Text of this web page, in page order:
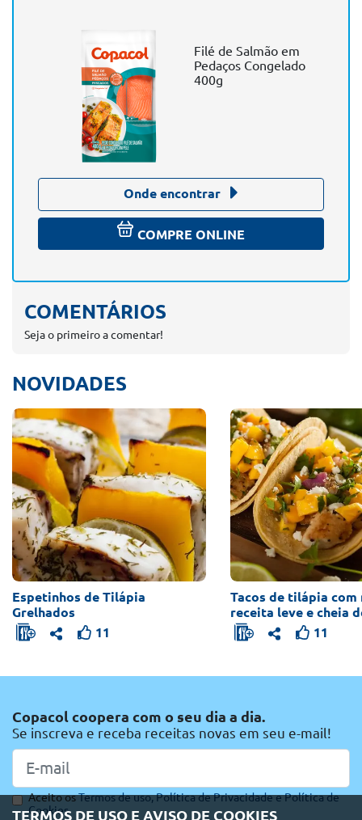
Filé de Salmão em
Pedaços Congelado
400g
Onde encontrar
COMPRE ONLINE
COMENTÁRIOS
Seja o primeiro a comentar!
NOVIDADES
Espetinhos de Tilápia
Grelhados
11
Tacos de tilápia com
receita leve e cheia
11
TERMOS DE USO E AVISO DE COOKIES
Copacol coopera com o seu dia a dia.
Se inscreva e receba receitas novas em seu e-mail!
Aceito osTermos de uso,Política de Privacidade ePolítica de
Cookies